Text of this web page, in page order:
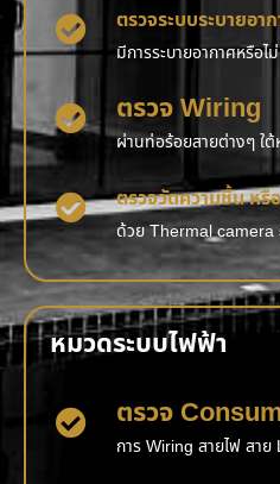
ตรวจระบบระบายอา
มีการระบายอากาศหรือ
ตรวจ Wiring
ผ่านท่อร้อยสายต่างๆ ใ
ตรวจวัดความชื้น หรื
ด้วย Thermal camera
หมวดระบบไฟฟ้า
ตรวจ
การ Wiring สายไฟ สาย